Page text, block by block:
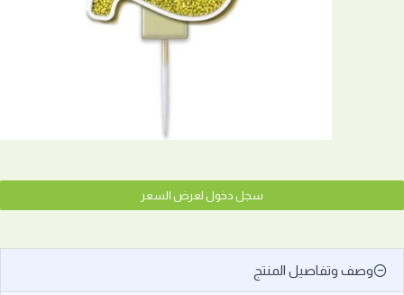
سجل دخول لعرض السعر
وصف وتفاصيل المنتج